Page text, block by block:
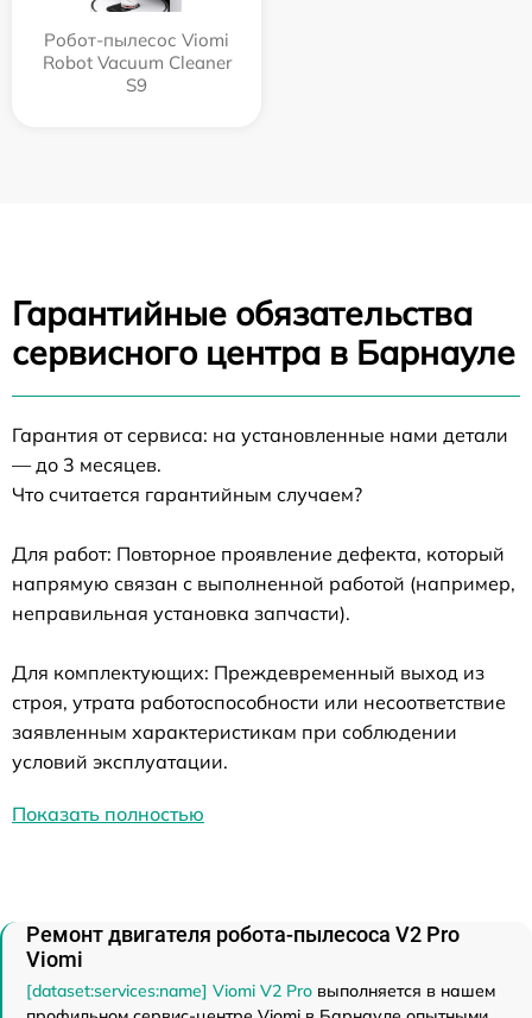
Робот-пылесос Viomi
Robot Vacuum Cleaner
S9
Гарантийные обязательства
сервисного центра в Барнауле
Гарантия от сервиса: на установленные нами детали
— до 3 месяцев.
Что считается гарантийным случаем?
Для работ: Повторное проявление дефекта, который
напрямую связан с выполненной работой (например,
неправильная установка запчасти).
Для комплектующих: Преждевременный выход из
строя, утрата работоспособности или несоответствие
заявленным характеристикам при соблюдении
условий эксплуатации.
Показать полностью
Ремонт двигателя робота-пылесоса V2 Pro
Viomi
[dataset:services:name] Viomi V2 Pro выполняется в нашем